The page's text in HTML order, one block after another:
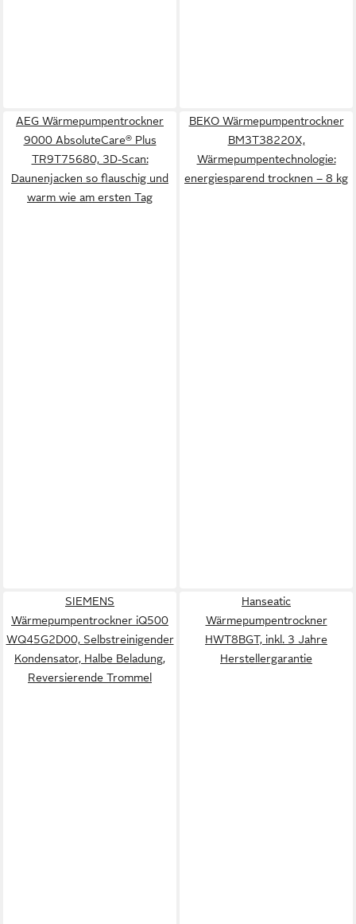
AEG Wärmepumpentrockner
9000 AbsoluteCare® Plus
TR9T75680, 3D-Scan:
Daunenjacken so flauschig und
warm wie am ersten Tag
BEKO Wärmepumpentrockner
BM3T38220X,
Wärmepumpentechnologie:
energiesparend trocknen – 8 kg
SIEMENS
Wärmepumpentrockner iQ500
WQ45G2D00, Selbstreinigender
Kondensator, Halbe Beladung,
Reversierende Trommel
Hanseatic
Wärmepumpentrockner
HWT8BGT, inkl. 3 Jahre
Herstellergarantie